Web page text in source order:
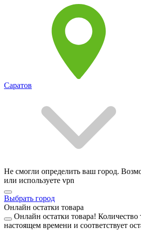
Саратов
Не смогли определить ваш город.
или используете vpn
Выбрать город
Онлайн остатки товара
Онлайн остатки товара! Количество
настоящем времени и соответствует